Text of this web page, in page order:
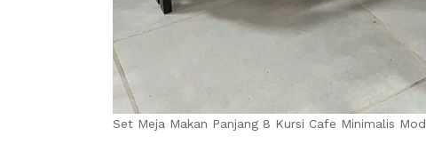
Set Meja Makan Panjang 8 Kursi Cafe Minimalis